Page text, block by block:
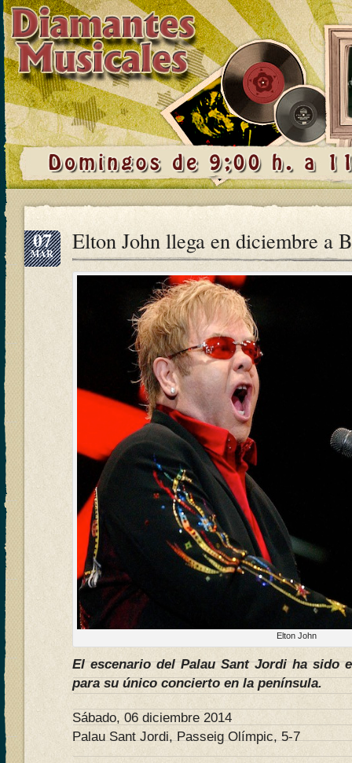
07
MAR Elton John llega en diciembre a
Elton John
El escenario del Palau Sant Jordi ha sido
para su único concierto en la península.
Sábado, 06 diciembre 2014
Palau Sant Jordi, Passeig Olímpic, 5-7